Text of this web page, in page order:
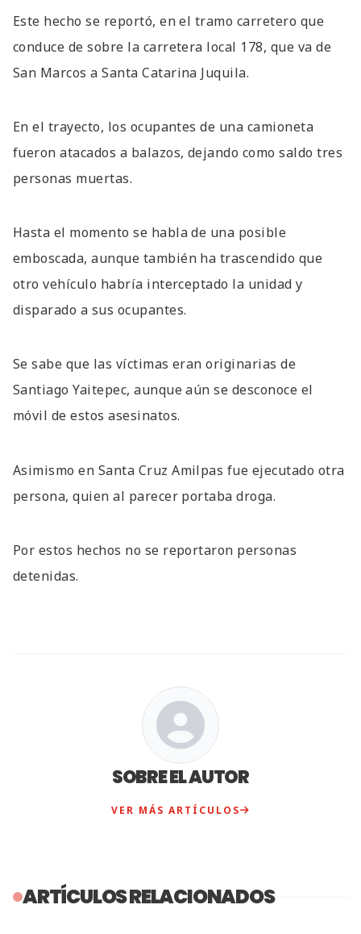
Este hecho se reportó, en el tramo carretero que
conduce de sobre la carretera local 178, que va de
San Marcos a Santa Catarina Juquila.
En el trayecto, los ocupantes de una camioneta
fueron atacados a balazos, dejando como saldo tres
personas muertas.
Hasta el momento se habla de una posible
emboscada, aunque también ha trascendido que
otro vehículo habría interceptado la unidad y
disparado a sus ocupantes.
Se sabe que las víctimas eran originarias de
Santiago Yaitepec, aunque aún se desconoce el
móvil de estos asesinatos.
Asimismo en Santa Cruz Amilpas fue ejecutado otra
persona, quien al parecer portaba droga.
Por estos hechos no se reportaron personas
detenidas.
SOBRE EL AUTOR
VER MÁS ARTÍCULOS
ARTÍCULOS RELACIONADOS